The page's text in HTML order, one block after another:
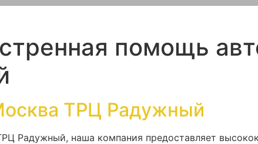
помощь
ТРЦ Радужный
Радужный, наша компания предоставляет